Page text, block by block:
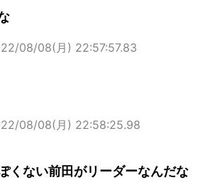
08/08(月) 22:57:57.83
08/08(月) 22:58:25.98
くない前田がリーダーなんだな